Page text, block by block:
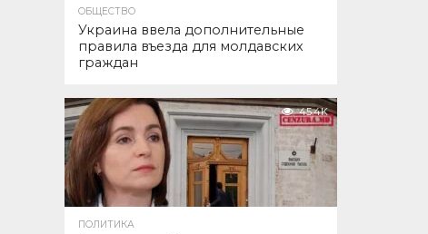
ОБЩЕСТВО
Украина ввела дополнительные
правила въезда для молдавских
граждан
45.4K
ПОЛИТИКА